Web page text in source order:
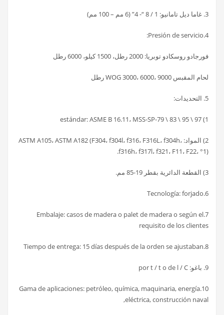
3. غاما ديل تامانيو: 1 / 8 “- 4” (6 مم – 100 مم)
4.Presión de servicio:
فورجادو روسكادو توبريا: 2000 رطل، 1500 كيلو، 6000 رطل
لحام المقبس WOG 3000، 6000، 9000 رطل
5. التحديدات:
1) estándar: ASME B 16.11، MSS-SP-79 \ 83 \ 95 \ 97
2) المواد: ASTM A105، ASTM A182 (F304، f304l، f316، F316L، f304h،
f316h، f317l، f321، F11، F22، °1).
3) القطعة الدائرية بقطر 19-85 مم.
6.Tecnología: forjado
7.Embalaje: casos de madera o palet de madera o según el
requisito de los clientes
8.Tiempo de entrega: 15 días después de la orden se ajustaban
9. باغو: por t / t o de l / C
10.Gama de aplicaciones: petróleo, química, maquinaria, energía
eléctrica, construcción naval,